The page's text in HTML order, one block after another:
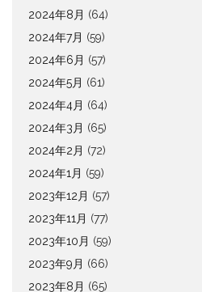
2024年8月 (64)
2024年7月 (59)
2024年6月 (57)
2024年5月 (61)
2024年4月 (64)
2024年3月 (65)
2024年2月 (72)
2024年1月 (59)
2023年12月 (57)
2023年11月 (77)
2023年10月 (59)
2023年9月 (66)
2023年8月 (65)